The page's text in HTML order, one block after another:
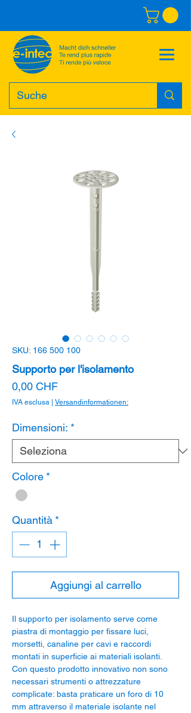
SKU: 166 500 100
Supporto per l'isolamento
0,00 CHFPrezzo
IVA esclusa | Versandinformationen:
Dimensioni: *
Colore *
Quantità *
Aggiungi al carrello
Il supporto per isolamento serve come
piastra di montaggio per fissare luci,
morsetti, canaline per cavi e raccordi
montati in superficie ai materiali isolanti.
Con questo prodotto innovativo non sono
necessari strumenti o attrezzature
complicate: basta praticare un foro di 10
mm attraverso il materiale isolante nel